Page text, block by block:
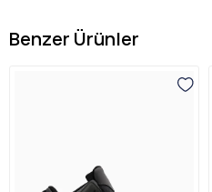
Benzer Ürünler